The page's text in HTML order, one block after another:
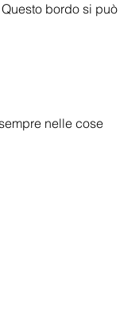
bordo si può
nelle cose